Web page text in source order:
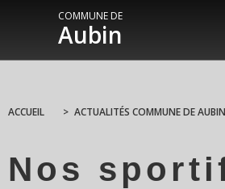
COMMUNE DE
Aubin
ACCUEIL > ACTUALITÉS COMMUNE DE AUBIN
Nos